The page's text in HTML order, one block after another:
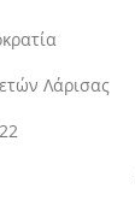
Λάρισας